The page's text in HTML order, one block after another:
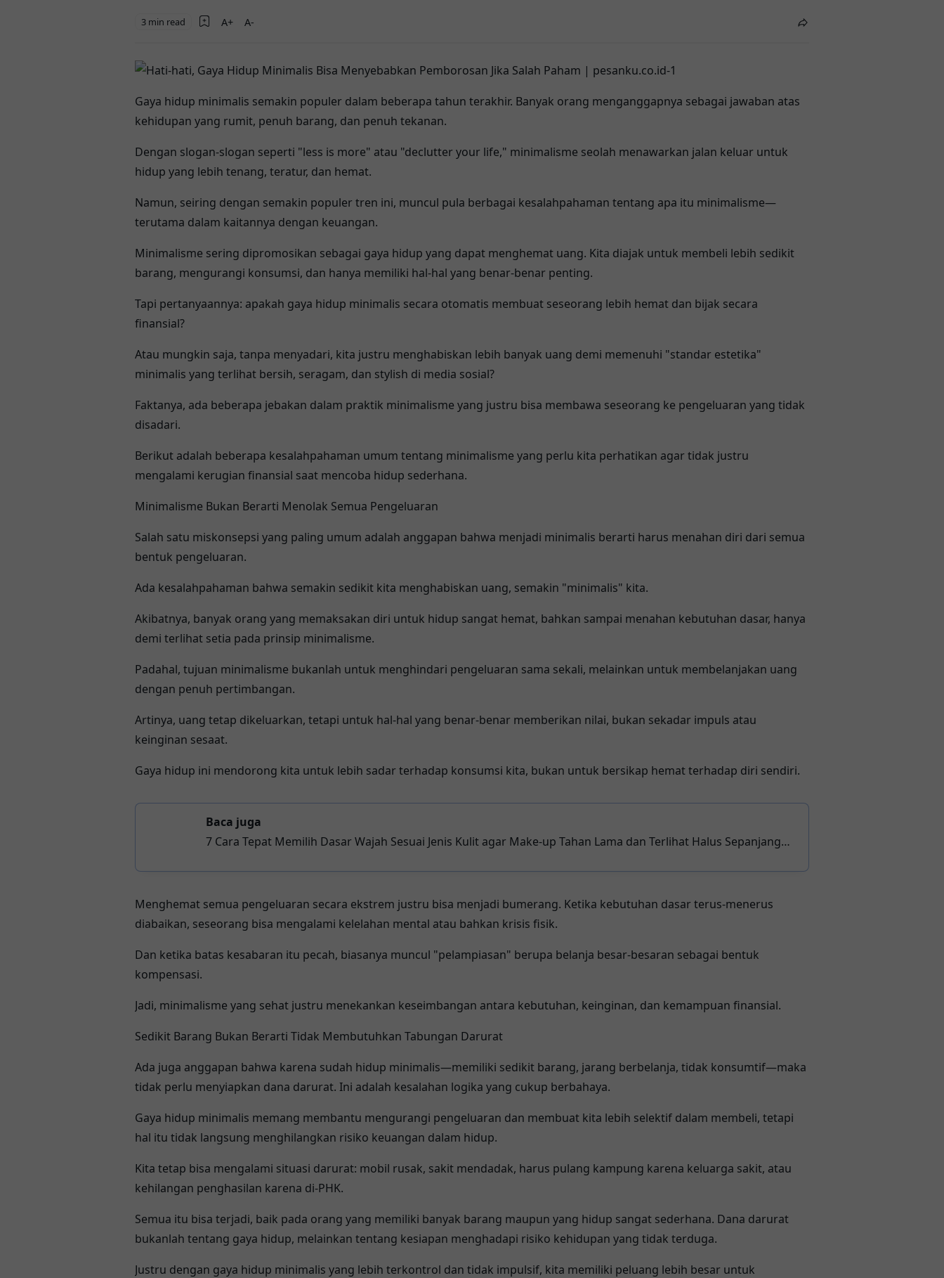
3 min read
Gaya hidup minimalis semakin populer dalam beberapa tahun terakhir. Banyak orang menganggapnya sebagai jawaban atas
kehidupan yang rumit, penuh barang, dan penuh tekanan.
Dengan slogan-slogan seperti "less is more" atau "declutter your life," minimalisme seolah menawarkan jalan keluar untuk
hidup yang lebih tenang, teratur, dan hemat.
Namun, seiring dengan semakin populer tren ini, muncul pula berbagai kesalahpahaman tentang apa itu minimalisme—
terutama dalam kaitannya dengan keuangan.
Minimalisme sering dipromosikan sebagai gaya hidup yang dapat menghemat uang. Kita diajak untuk membeli lebih sedikit
barang, mengurangi konsumsi, dan hanya memiliki hal-hal yang benar-benar penting.
Tapi pertanyaannya: apakah gaya hidup minimalis secara otomatis membuat seseorang lebih hemat dan bijak secara
finansial?
Atau mungkin saja, tanpa menyadari, kita justru menghabiskan lebih banyak uang demi memenuhi "standar estetika"
minimalis yang terlihat bersih, seragam, dan stylish di media sosial?
Faktanya, ada beberapa jebakan dalam praktik minimalisme yang justru bisa membawa seseorang ke pengeluaran yang tidak
disadari.
Berikut adalah beberapa kesalahpahaman umum tentang minimalisme yang perlu kita perhatikan agar tidak justru
mengalami kerugian finansial saat mencoba hidup sederhana.
Minimalisme Bukan Berarti Menolak Semua Pengeluaran
Salah satu miskonsepsi yang paling umum adalah anggapan bahwa menjadi minimalis berarti harus menahan diri dari semua
bentuk pengeluaran.
Ada kesalahpahaman bahwa semakin sedikit kita menghabiskan uang, semakin "minimalis" kita.
Akibatnya, banyak orang yang memaksakan diri untuk hidup sangat hemat, bahkan sampai menahan kebutuhan dasar, hanya
demi terlihat setia pada prinsip minimalisme.
Padahal, tujuan minimalisme bukanlah untuk menghindari pengeluaran sama sekali, melainkan untuk membelanjakan uang
dengan penuh pertimbangan.
Artinya, uang tetap dikeluarkan, tetapi untuk hal-hal yang benar-benar memberikan nilai, bukan sekadar impuls atau
keinginan sesaat.
Gaya hidup ini mendorong kita untuk lebih sadar terhadap konsumsi kita, bukan untuk bersikap hemat terhadap diri sendiri.
Baca juga
7 Cara Tepat Memilih Dasar Wajah Sesuai Jenis Kulit agar Make-up Tahan Lama dan Terlihat Halus Sepanjang
Menghemat semua pengeluaran secara ekstrem justru bisa menjadi bumerang. Ketika kebutuhan dasar terus-menerus
diabaikan, seseorang bisa mengalami kelelahan mental atau bahkan krisis fisik.
Dan ketika batas kesabaran itu pecah, biasanya muncul "pelampiasan" berupa belanja besar-besaran sebagai bentuk
kompensasi.
Jadi, minimalisme yang sehat justru menekankan keseimbangan antara kebutuhan, keinginan, dan kemampuan finansial.
Sedikit Barang Bukan Berarti Tidak Membutuhkan Tabungan Darurat
Ada juga anggapan bahwa karena sudah hidup minimalis—memiliki sedikit barang, jarang berbelanja, tidak konsumtif—maka
tidak perlu menyiapkan dana darurat. Ini adalah kesalahan logika yang cukup berbahaya.
Gaya hidup minimalis memang membantu mengurangi pengeluaran dan membuat kita lebih selektif dalam membeli, tetapi
hal itu tidak langsung menghilangkan risiko keuangan dalam hidup.
Kita tetap bisa mengalami situasi darurat: mobil rusak, sakit mendadak, harus pulang kampung karena keluarga sakit, atau
kehilangan penghasilan karena di-PHK.
Semua itu bisa terjadi, baik pada orang yang memiliki banyak barang maupun yang hidup sangat sederhana. Dana darurat
bukanlah tentang gaya hidup, melainkan tentang kesiapan menghadapi risiko kehidupan yang tidak terduga.
Justru dengan gaya hidup minimalis yang lebih terkontrol dan tidak impulsif, kita memiliki peluang lebih besar untuk